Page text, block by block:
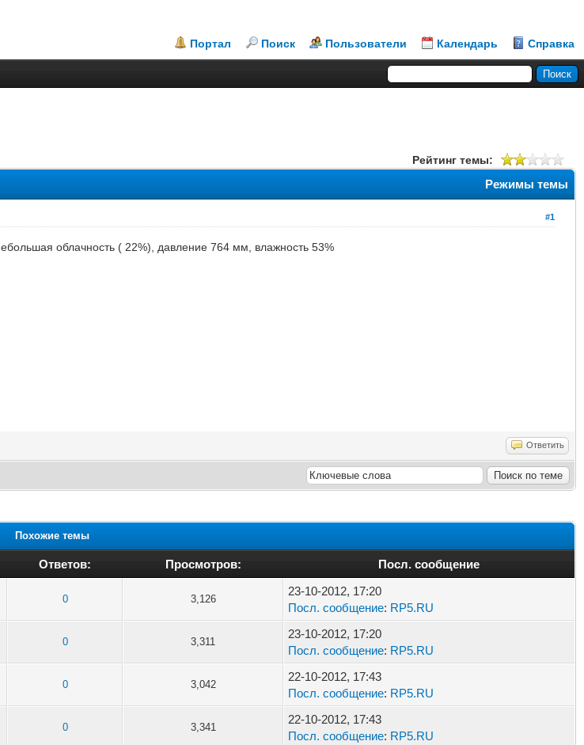
Портал Поиск Пользователи Календарь Справка
Рейтинг темы:
Режимы темы
#1
облачность ( 22%), давление 764 мм, влажность 53%
Ответить
Похожие темы
Ответов: Просмотров: Посл. сообщение
0 3,126
23-10-2012, 17:20
Посл. сообщение: RP5.RU
0 3,311
23-10-2012, 17:20
Посл. сообщение: RP5.RU
0 3,042
22-10-2012, 17:43
Посл. сообщение: RP5.RU
0 3,341
22-10-2012, 17:43
Посл. сообщение: RP5.RU